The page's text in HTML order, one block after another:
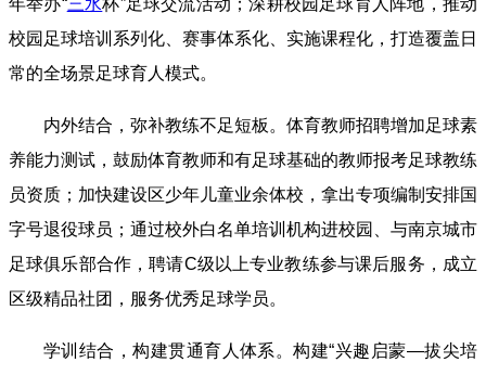
年举办“三水杯”足球交流活动；深耕校园足球育人阵地，推动
校园足球培训系列化、赛事体系化、实施课程化，打造覆盖日
常的全场景足球育人模式。
内外结合，弥补教练不足短板。体育教师招聘增加足球素
养能力测试，鼓励体育教师和有足球基础的教师报考足球教练
员资质；加快建设区少年儿童业余体校，拿出专项编制安排国
字号退役球员；通过校外白名单培训机构进校园、与南京城市
足球俱乐部合作，聘请C级以上专业教练参与课后服务，成立
区级精品社团，服务优秀足球学员。
学训结合，构建贯通育人体系。构建“兴趣启蒙—拔尖培